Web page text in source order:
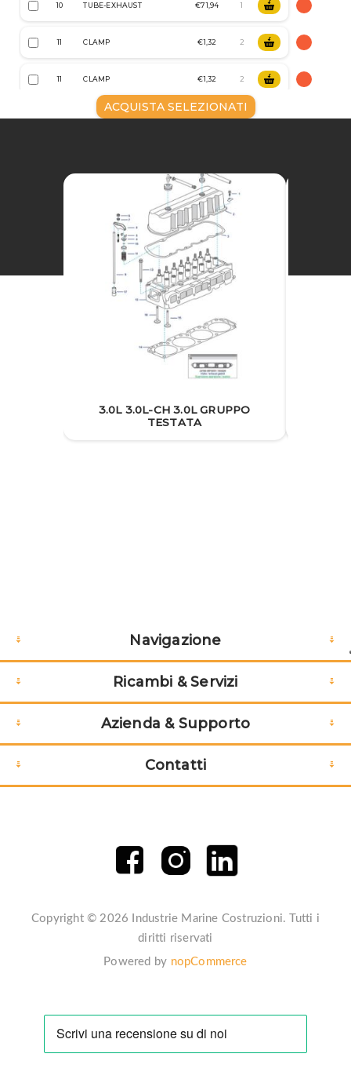
10 TUBE-EXHAUST €71,94
11 CLAMP €1,32
11 CLAMP €1,32
WASHER @5
€2,35
GASKET €3,23
ACQUISTA SELEZIONATI
3.0L 3.0L-CH 3.0L GRUPPO
TESTATA
Navigazione
Ricambi & Servizi
Azienda & Supporto
Contatti
Copyright © 2026 Industrie Marine Costruzioni. Tutti i
diritti riservati
Powered by nopCommerce